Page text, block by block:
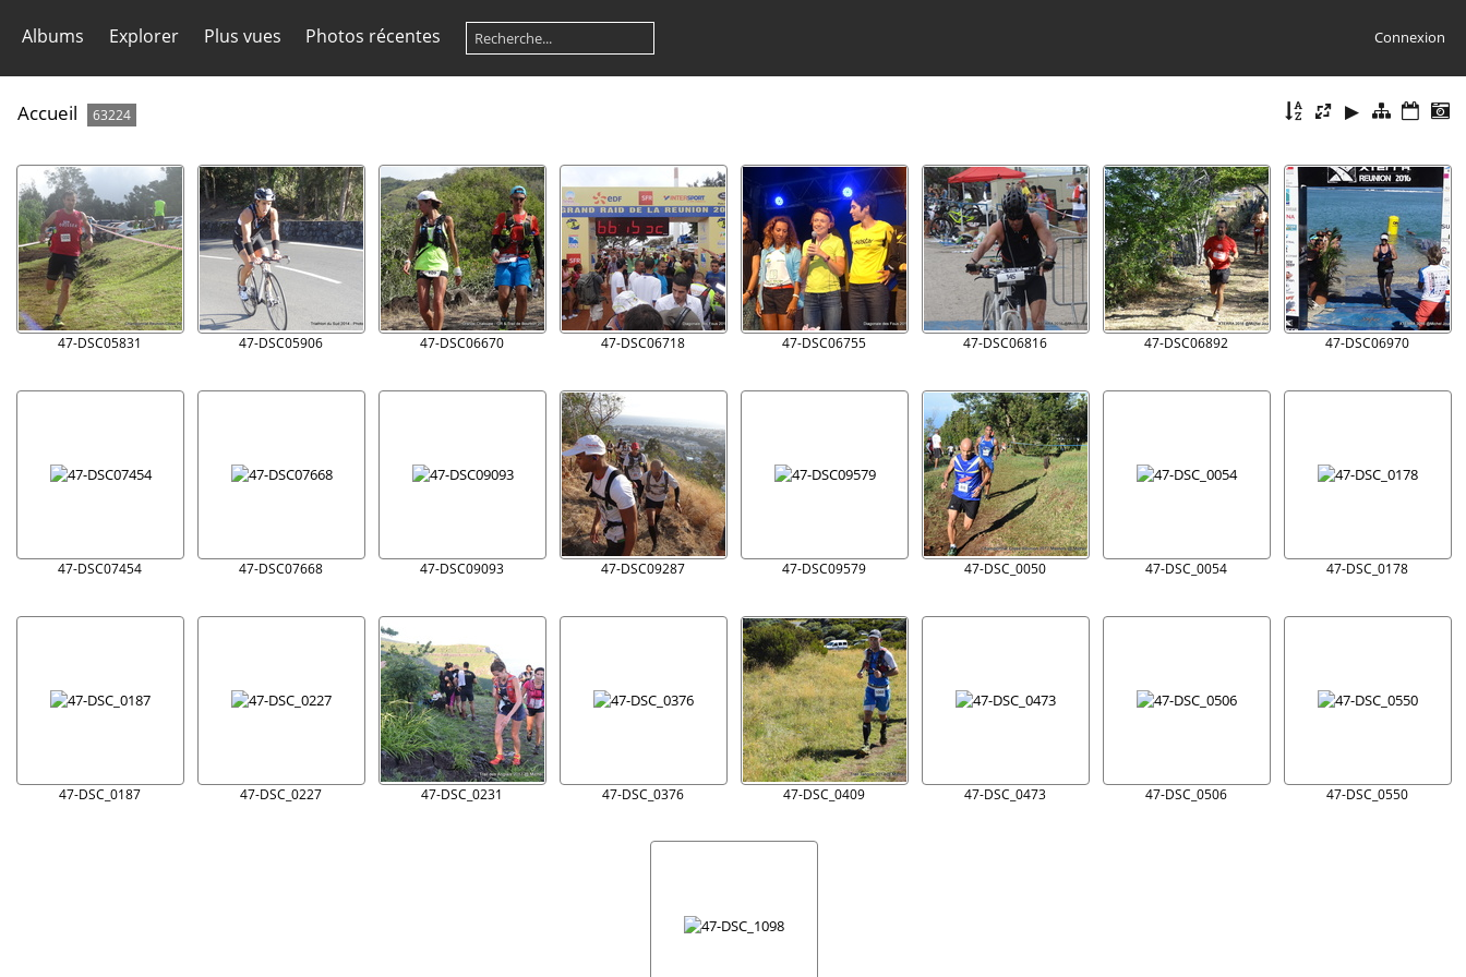
Albums Explorer Plus vues Photos récentes Connexion
Accueil 63224
47-DSC05831 47-DSC05906 47-DSC06670 47-DSC06718 47-DSC06755 47-DSC06816 47-DSC06892 47-DSC06970
47-DSC07454 47-DSC07668 47-DSC09093 47-DSC09287 47-DSC09579 47-DSC_0050 47-DSC_0054 47-DSC_0178
47-DSC_0187 47-DSC_0227 47-DSC_0231 47-DSC_0376 47-DSC_0409 47-DSC_0473 47-DSC_0506 47-DSC_0550